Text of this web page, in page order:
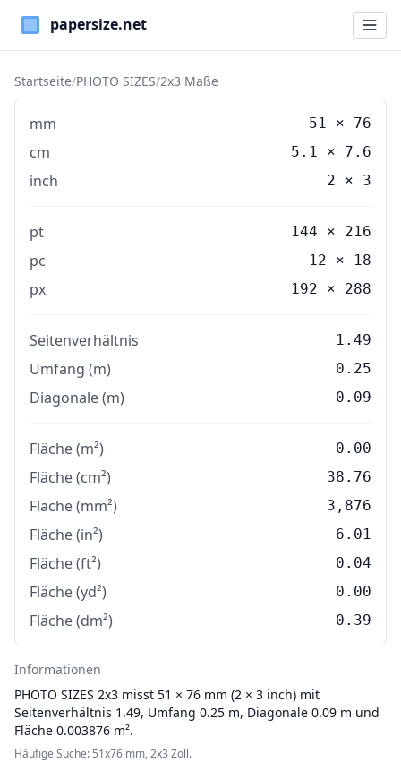
Paper Sizes
Startseite/PHOTO SIZES/2x3 Maße
mm 51 × 76
cm 5.1 × 7.6
inch 2 × 3
pt 144 × 216
pc 12 × 18
px 192 × 288
Seitenverhältnis 1.49
Umfang (m) 0.25
Diagonale (m) 0.09
Fläche (m²) 0.00
Fläche (cm²) 38.76
Fläche (mm²) 3,876
Fläche (in²) 6.01
Fläche (ft²) 0.04
Fläche (yd²) 0.00
Fläche (dm²) 0.39
Informationen
PHOTO SIZES 2x3 misst 51 × 76 mm (2 × 3 inch) mit
Seitenverhältnis 1.49, Umfang 0.25 m, Diagonale 0.09 m und
Fläche 0.003876 m².
Häufige Suche: 51x76 mm, 2x3 Zoll.